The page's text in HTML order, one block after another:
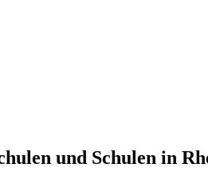
und Schulen in